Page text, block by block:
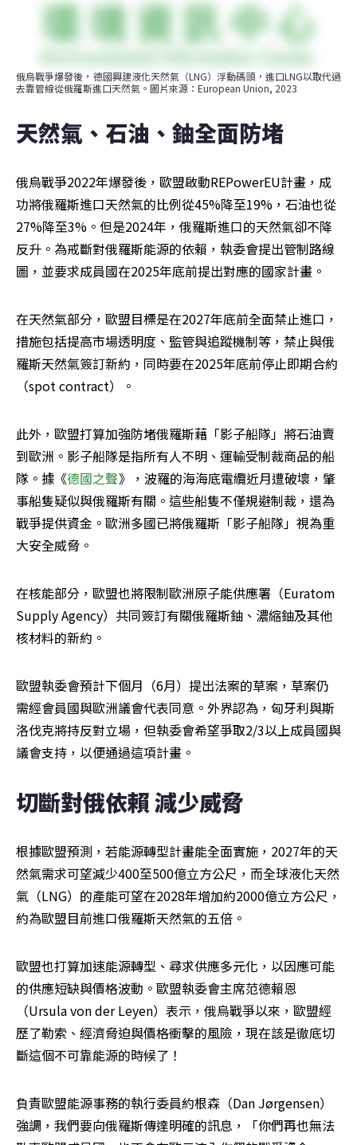
俄烏戰爭爆發後，德國興建液化天然氣（LNG）浮動碼頭，進口LNG以取代過
去靠管線從俄羅斯進口天然氣。圖片來源：European Union, 2023
天然氣、石油、鈾全面防堵
俄烏戰爭2022年爆發後，歐盟啟動REPowerEU計畫，成
功將俄羅斯進口天然氣的比例從45%降至19%，石油也從
27%降至3%。但是2024年，俄羅斯進口的天然氣卻不降
反升。為戒斷對俄羅斯能源的依賴，執委會提出管制路線
圖，並要求成員國在2025年底前提出對應的國家計畫。
在天然氣部分，歐盟目標是在2027年底前全面禁止進口，
措施包括提高市場透明度、監管與追蹤機制等，禁止與俄
羅斯天然氣簽訂新約，同時要在2025年底前停止即期合約
（spot contract）。
此外，歐盟打算加強防堵俄羅斯藉「影子船隊」將石油賣
到歐洲。影子船隊是指所有人不明、運輸受制裁商品的船
隊。據《德國之聲》，波羅的海海底電纜近月遭破壞，肇
事船隻疑似與俄羅斯有關。這些船隻不僅規避制裁，還為
戰爭提供資金。歐洲多國已將俄羅斯「影子船隊」視為重
大安全威脅。
在核能部分，歐盟也將限制歐洲原子能供應署（Euratom
Supply Agency）共同簽訂有關俄羅斯鈾、濃縮鈾及其他
核材料的新約。
歐盟執委會預計下個月（6月）提出法案的草案，草案仍
需經會員國與歐洲議會代表同意。外界認為，匈牙利與斯
洛伐克將持反對立場，但執委會希望爭取2/3以上成員國與
議會支持，以便通過這項計畫。
切斷對俄依賴 減少威脅
根據歐盟預測，若能源轉型計畫能全面實施，2027年的天
然氣需求可望減少400至500億立方公尺，而全球液化天然
氣（LNG）的產能可望在2028年增加約2000億立方公尺，
約為歐盟目前進口俄羅斯天然氣的五倍。
歐盟也打算加速能源轉型、尋求供應多元化，以因應可能
的供應短缺與價格波動。歐盟執委會主席范德賴恩
（Ursula von der Leyen）表示，俄烏戰爭以來，歐盟經
歷了勒索、經濟脅迫與價格衝擊的風險，現在該是徹底切
斷這個不可靠能源的時候了！
負責歐盟能源事務的執行委員約根森（Dan Jørgensen）
強調，我們要向俄羅斯傳達明確的訊息，「你們再也無法